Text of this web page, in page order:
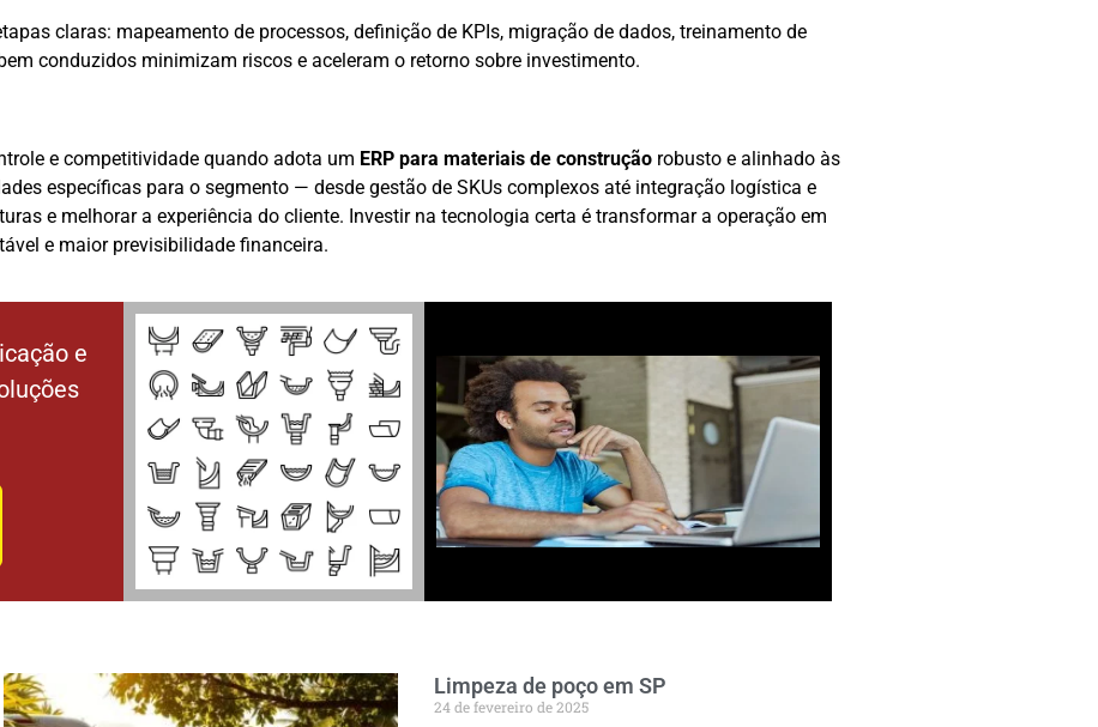
claras: mapeamento de processos, definição de KPIs, migração de dados, treinamento de
conduzidos minimizam riscos e aceleram o retorno sobre investimento.
e competitividade quando adota um ERP para materiais de construção robusto e alinhado às
específicas para o segmento — desde gestão de SKUs complexos até integração logística e
e melhorar a experiência do cliente. Investir na tecnologia certa é transformar a operação em
e maior previsibilidade financeira.
e
Limpeza de poço em SP
24 de fevereiro de 2025